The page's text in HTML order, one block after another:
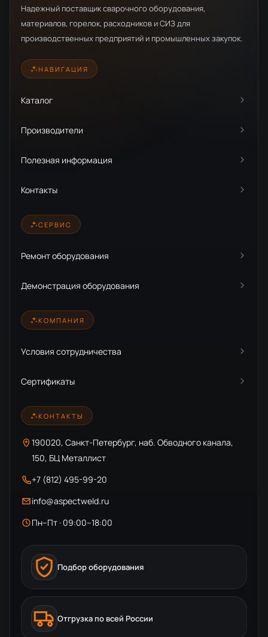
Надежный поставщик сварочного оборудования,
материалов, горелок, расходников и СИЗ для
производственных предприятий и промышленных закупок.
НАВИГАЦИЯ
Каталог
Производители
Полезная информация
Контакты
СЕРВИС
Ремонт оборудования
Демонстрация оборудования
КОМПАНИЯ
Условия сотрудничества
Сертификаты
КОНТАКТЫ
190020, Санкт-Петербург, наб. Обводного канала,
150, БЦ Металлист
+7 (812) 495-99-20
info@aspectweld.ru
Пн–Пт · 09:00–18:00
Подбор оборудования
Отгрузка по всей России